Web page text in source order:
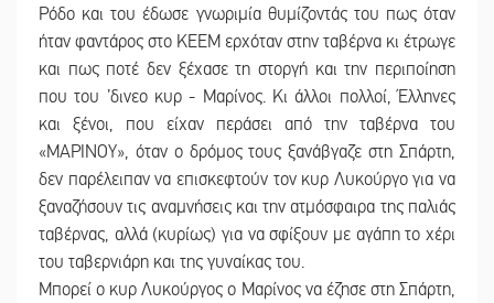
Ρόδο και του έδωσε γνωριμία θυμίζοντάς του πως όταν
ήταν φαντάρος στο ΚΕΕΜ ερχόταν στην ταβέρνα κι έτρωγε
και πως ποτέ δεν ξέχασε τη στοργή και την περιποίηση
που του ’δινεο κυρ - Μαρίνος. Κι άλλοι πολλοί, Έλληνες
και ξένοι, που είχαν περάσει από την ταβέρνα του
«ΜΑΡΙΝΟΥ», όταν ο δρόμος τους ξανάβγαζε στη Σπάρτη,
δεν παρέλειπαν να επισκεφτούν τον κυρ Λυκούργο για να
ξαναζήσουν τις αναμνήσεις και την ατμόσφαιρα της παλιάς
ταβέρνας, αλλά (κυρίως) για να σφίξουν με αγάπη το χέρι
του ταβερνιάρη και της γυναίκας του.
Μπορεί ο κυρ Λυκούργος ο Μαρίνος να έζησε στη Σπάρτη,